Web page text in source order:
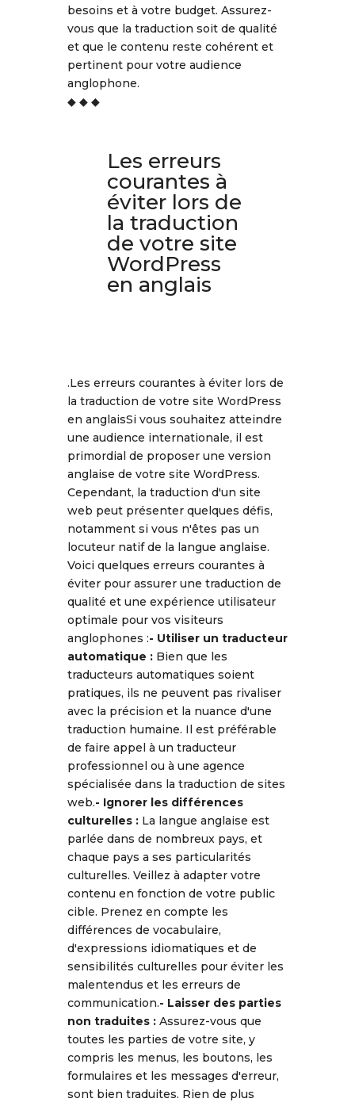
besoins et à votre budget. Assurez-
vous que la traduction soit de qualité
et que le contenu reste cohérent et
pertinent pour votre audience
anglophone.
◆ ◆ ◆
Les erreurs
courantes à
éviter lors de
la traduction
de votre site
WordPress
en anglais
.Les erreurs courantes à éviter lors de
la traduction de votre site WordPress
en anglaisSi vous souhaitez atteindre
une audience internationale, il est
primordial de proposer une version
anglaise de votre site WordPress.
Cependant, la traduction d'un site
web peut présenter quelques défis,
notamment si vous n'êtes pas un
locuteur natif de la langue anglaise.
Voici quelques erreurs courantes à
éviter pour assurer une traduction de
qualité et une expérience utilisateur
optimale pour vos visiteurs
anglophones :- Utiliser un traducteur
automatique : Bien que les
traducteurs automatiques soient
pratiques, ils ne peuvent pas rivaliser
avec la précision et la nuance d'une
traduction humaine. Il est préférable
de faire appel à un traducteur
professionnel ou à une agence
spécialisée dans la traduction de sites
web.- Ignorer les différences
culturelles : La langue anglaise est
parlée dans de nombreux pays, et
chaque pays a ses particularités
culturelles. Veillez à adapter votre
contenu en fonction de votre public
cible. Prenez en compte les
différences de vocabulaire,
d'expressions idiomatiques et de
sensibilités culturelles pour éviter les
malentendus et les erreurs de
communication.- Laisser des parties
non traduites : Assurez-vous que
toutes les parties de votre site, y
compris les menus, les boutons, les
formulaires et les messages d'erreur,
sont bien traduites. Rien de plus